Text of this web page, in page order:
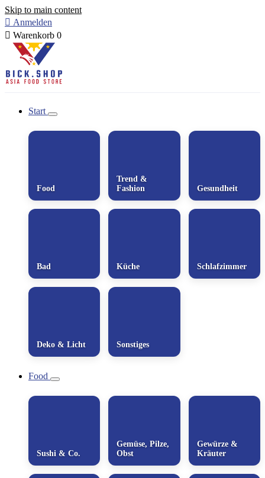
Skip to main content
 Anmelden
 Warenkorb 0
Start
Food
Trend &
Fashion
Gesundheit
Bad Küche Schlafzimmer
Deko & Licht Sonstiges
Food
Sushi & Co.
Gemüse, Pilze,
Obst
Gewürze &
Kräuter